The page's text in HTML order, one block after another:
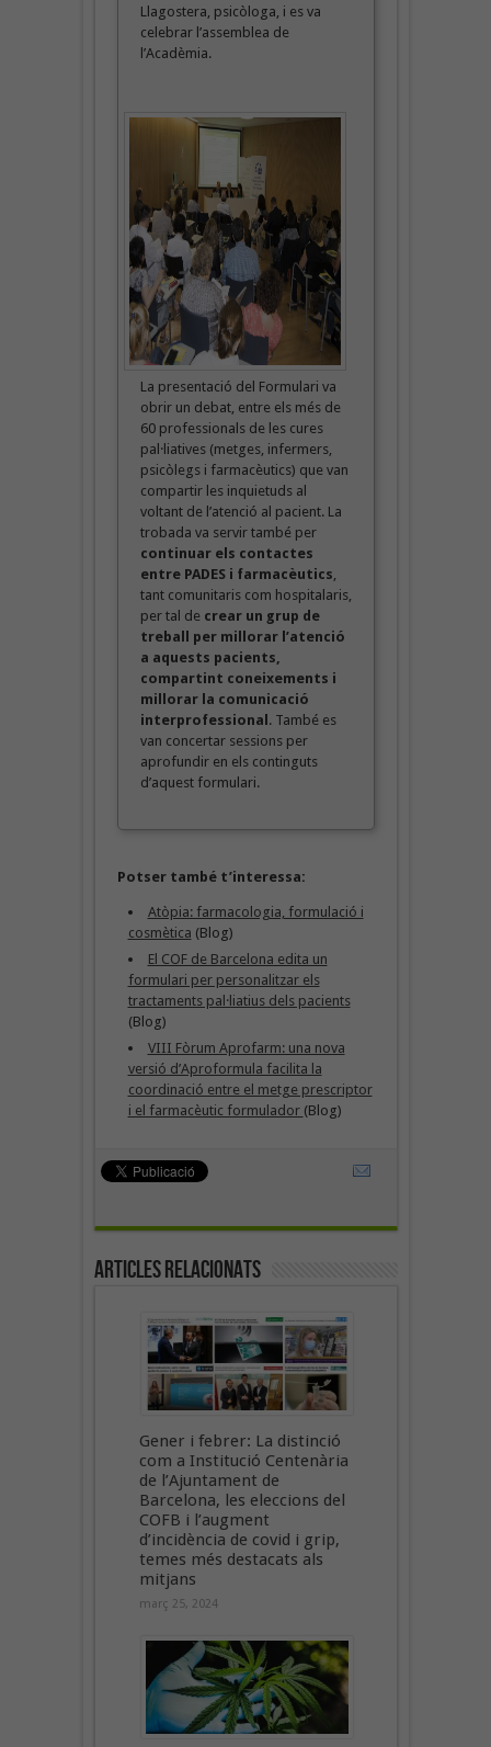
Llagostera, psicòloga, i es va
celebrar l’assemblea de
l’Acadèmia.
La presentació del Formulari va
obrir un debat, entre els més de
60 professionals de les cures
pal·liatives (metges, infermers,
psicòlegs i farmacèutics) que van
compartir les inquietuds al
voltant de l’atenció al pacient. La
trobada va servir també per
continuar els contactes
entre PADES i farmacèutics
tant comunitaris com hospitalaris,
per tal de crear un grup de
treball per millorar l’atenció
a aquests pacients,
compartint coneixements i
millorar la comunicació
interprofessional . També es
van concertar sessions per
aprofundir en els continguts
d’aquest formulari.
Potser també t’interessa:
Atòpia: farmacologia, formulació i
cosmètica (Blog)
El COF de Barcelona edita un
formulari per personalitzar els
tractaments pal·liatius dels pacients
(Blog)
VIII Fòrum Aprofarm: una nova
versió d’Aproformula facilita la
coordinació entre el metge prescriptor
i el farmacèutic formulador (Blog)
Articles Relacionats
Gener i febrer: La distinció
com a Institució Centenària
de l’Ajuntament de
Barcelona, les eleccions del
COFB i l’augment
d’incidència de covid i grip,
temes més destacats als
mitjans
març 25, 2024